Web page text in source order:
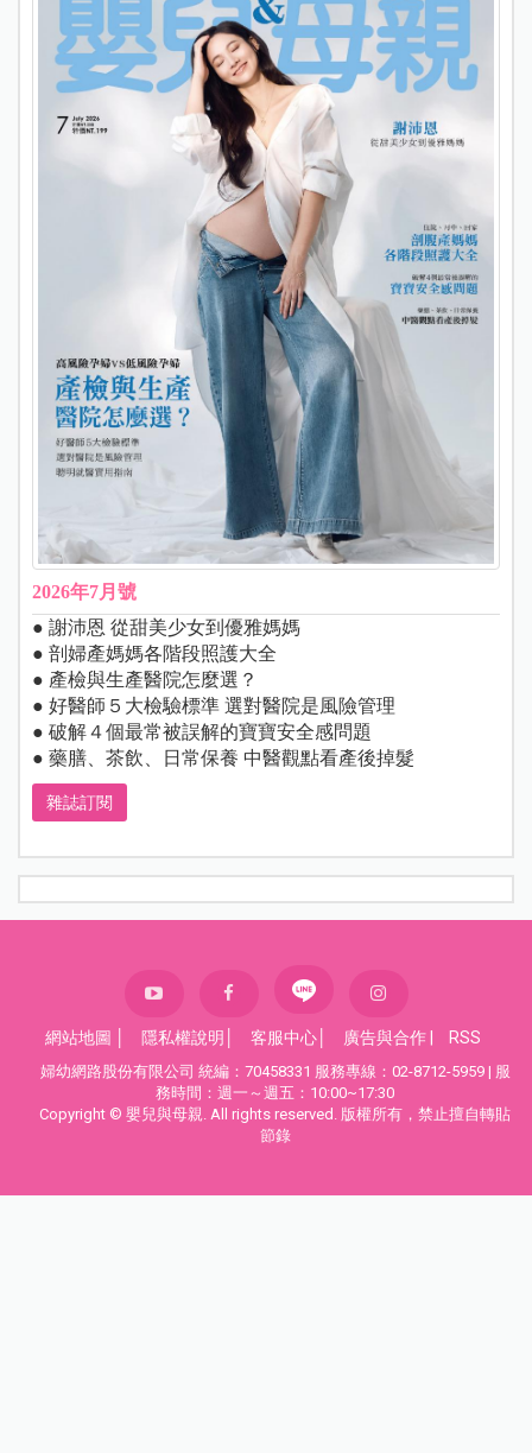
2026年7月號
● 謝沛恩 從甜美少女到優雅媽媽
● 剖婦產媽媽各階段照護大全
● 產檢與生產醫院怎麼選？
● 好醫師５大檢驗標準 選對醫院是風險管理
● 破解４個最常被誤解的寶寶安全感問題
● 藥膳、茶飲、日常保養 中醫觀點看產後掉髮
雜誌訂閱
網站地圖 隱私權說明 客服中心 廣告與合作 RSS
婦幼網路股份有限公司 統編：70458331 服務專線：02-8712-5959 | 服
務時間：週一～週五：10:00~17:30
Copyright © 嬰兒與母親. All rights reserved. 版權所有，禁止擅自轉貼
節錄